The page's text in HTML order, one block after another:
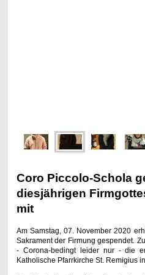
Coro Piccolo-Schola
diesjährigen
mit
Am Samstag, 07. November 2020
Sakrament der Firmung gespendet.
- Corona-bedingt leider nur - die
Katholische Pfarrkirche St. Remigius